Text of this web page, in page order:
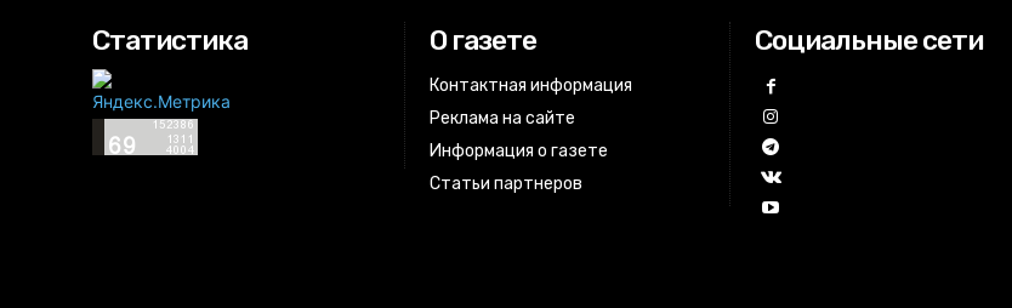
Статистика О газете
Контактная информация
Реклама на сайте
Информация о газете
Статьи партнеров
Социальные сети